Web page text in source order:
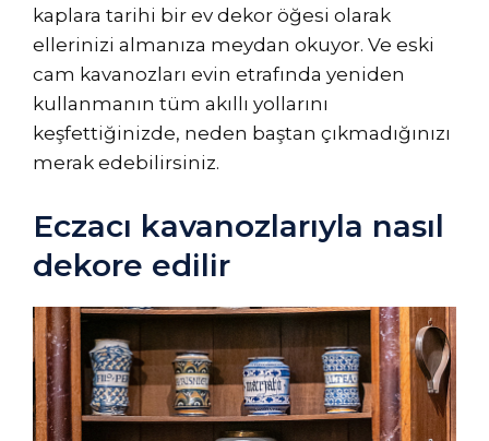
kaplara tarihi bir ev dekor öğesi olarak
ellerinizi almanıza meydan okuyor. Ve eski
cam kavanozları evin etrafında yeniden
kullanmanın tüm akıllı yollarını
keşfettiğinizde, neden baştan çıkmadığınızı
merak edebilirsiniz.
Eczacı kavanozlarıyla nasıl
dekore edilir